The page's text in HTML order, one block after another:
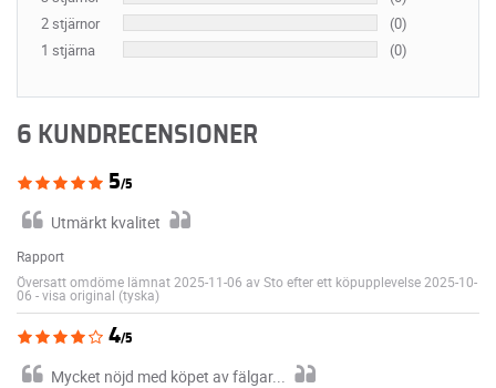
2 stjärnor
(0)
1 stjärna
(0)
6 KUNDRECENSIONER
5/5
Utmärkt kvalitet
Rapport
Översatt omdöme lämnat 2025-11-06 av Sto efter ett köpupplevelse 2025-10-
06 -visa original (tyska)
4/5
Mycket nöjd med köpet av fälgar...